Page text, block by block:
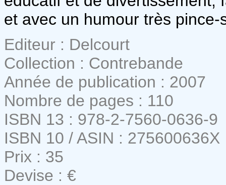
et avec un humour très
Editeur : Delcourt
Collection : Contrebande
Année de publication : 2007
Nombre de pages : 110
ISBN 13 : 978-2-7560-0636-9
ISBN 10 / ASIN : 275600636X
Prix : 35
Devise : €